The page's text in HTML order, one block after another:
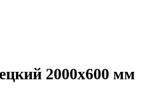
2000х600 мм